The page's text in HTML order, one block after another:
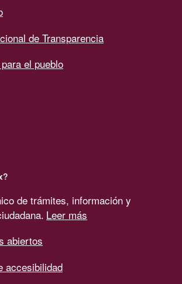
de Transparencia
el pueblo
de trámites, información y
Leer más
abiertos
accesibilidad